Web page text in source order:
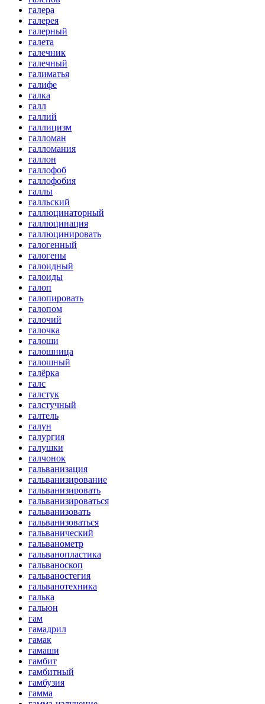
галера
галерея
галерный
галета
галечник
галечный
галиматья
галифе
галка
галл
галлий
галлицизм
галломан
галломания
галлон
галлофоб
галлофобия
галлы
галльский
галлюцинаторный
галлюцинация
галлюцинировать
галогенный
галогены
галоидный
галоиды
галоп
галопировать
галопом
галочий
галочка
галоши
галошница
галошный
галёрка
галс
галстук
галстучный
галтель
галун
галургия
галушки
галчонок
гальванизация
гальванизирование
гальванизировать
гальванизироваться
гальванизовать
гальванизоваться
гальванический
гальванометр
гальванопластика
гальваноскоп
гальваностегия
гальванотехника
галька
гальюн
гам
гамадрил
гамак
гамаши
гамбит
гамбитный
гамбузия
гамма